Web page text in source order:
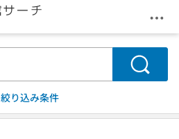
メ
検索
絞り込み条件